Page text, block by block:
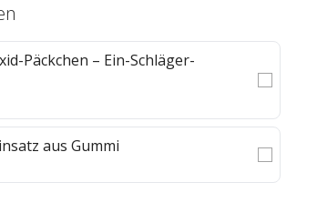
Päckchen – Ein-Schläger-
aus Gummi